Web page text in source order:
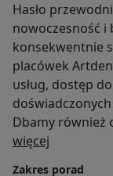
Hasło
nowoczesność i
konsekwentnie
placówek
usług, dostęp
Dbamy również
świecie.
więcej
Zakres porad